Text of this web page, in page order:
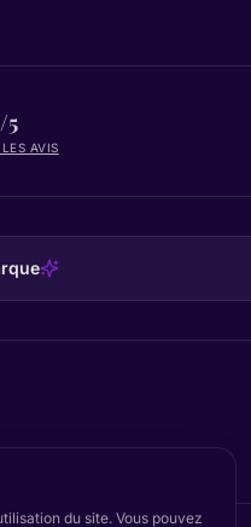
5
AVIS
du site. Vous pouvez